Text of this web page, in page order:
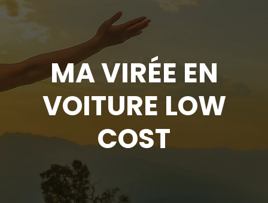
MA VIRÉE EN
VOITURE LOW
COST